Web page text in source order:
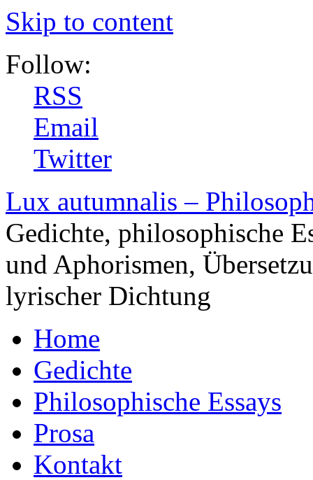
Skip to content
Follow:
RSS
Email
Twitter
Lux autumnalis –
Gedichte, philosophische
und Aphorismen,
lyrischer Dichtung
Home
Gedichte
Philosophische Essays
Prosa
Kontakt